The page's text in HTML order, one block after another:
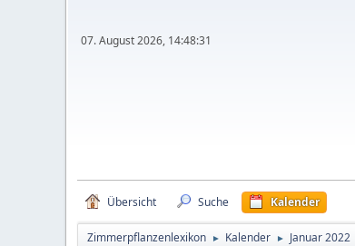
07. August 2026, 14:48:31
Übersicht Suche Kalender
Zimmerpflanzenlexikon ► Kalender ► Januar 2022